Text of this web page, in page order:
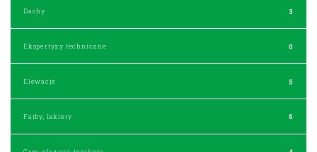
Dachy 3
Ekspertyzy techniczne 0
Elewacje 5
Farby, lakiery 6